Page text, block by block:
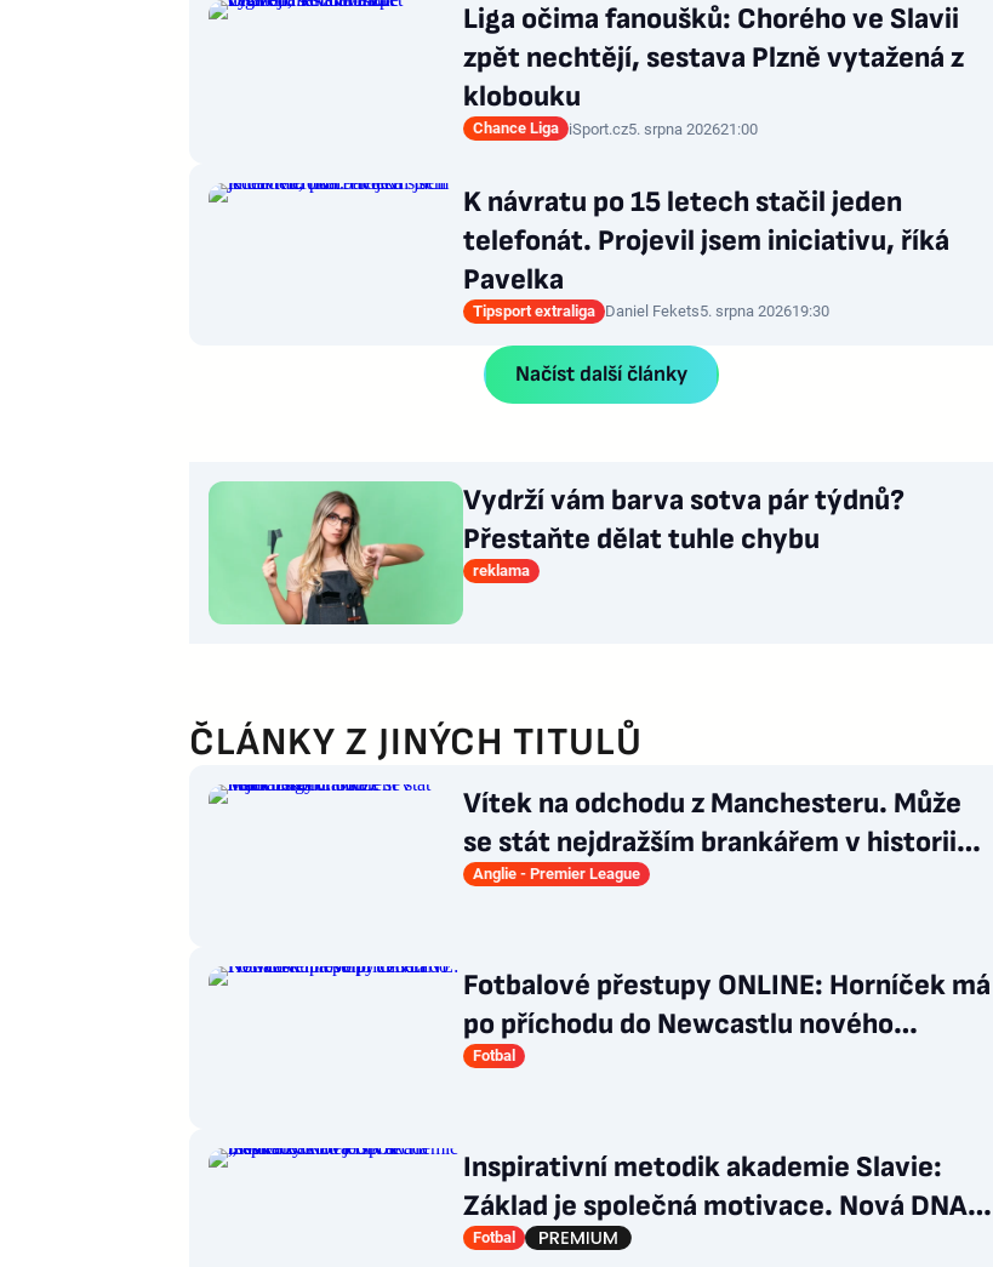
Liga očima fanoušků: Chorého ve Slavii
zpět nechtějí, sestava Plzně vytažená z
klobouku
Chance Liga iSport.cz5. srpna 202621:00
K návratu po 15 letech stačil jeden
telefonát. Projevil jsem iniciativu, říká
Pavelka
Tipsport extraliga Daniel Fekets5. srpna 202619:30
Načíst další články
Vydrží vám barva sotva pár týdnů?
Přestaňte dělat tuhle chybu
reklama
ČLÁNKY Z JINÝCH TITULŮ
Vítek na odchodu z Manchesteru. Může
se stát nejdražším brankářem v historii
ligy
Anglie - Premier League
Fotbalové přestupy ONLINE: Horníček má
po příchodu do Newcastlu nového
trenéra
Fotbal
Inspirativní metodik akademie Slavie:
Základ je společná motivace. Nová DNA
„sešívaných“
Fotbal